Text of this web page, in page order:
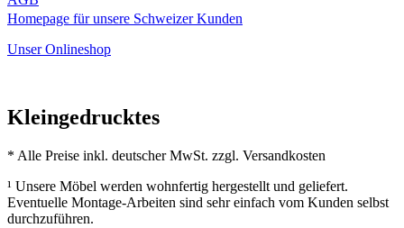
Homepage für unsere Schweizer Kunden
Unser Onlineshop
Kleingedrucktes
* Alle Preise inkl. deutscher MwSt. zzgl. Versandkosten
¹ Unsere Möbel werden wohnfertig hergestellt und geliefert.
Eventuelle Montage-Arbeiten sind sehr einfach vom Kunden selbst
durchzuführen.